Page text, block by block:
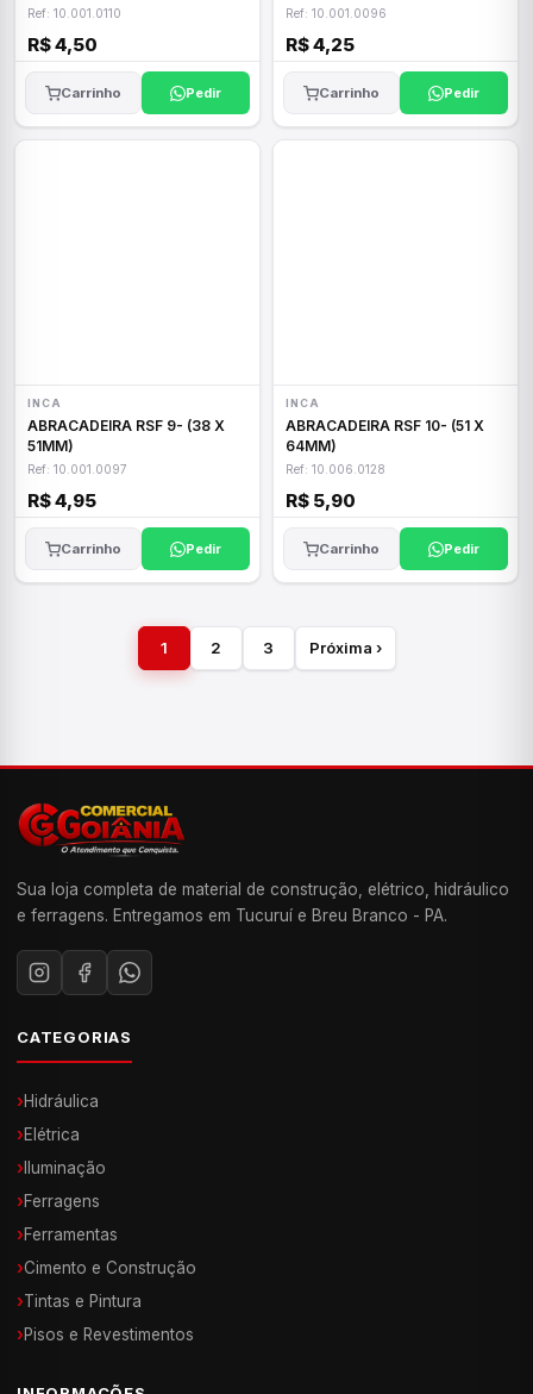
Ref: 10.001.0110
R$ 4,50
Carrinho Pedir
Ref: 10.001.0096
R$ 4,25
Carrinho Pedir
INCA
ABRACADEIRA RSF 9- (38 X
51MM)
Ref: 10.001.0097
R$ 4,95
Carrinho Pedir
INCA
ABRACADEIRA RSF 10- (51 X
64MM)
Ref: 10.006.0128
R$ 5,90
Carrinho Pedir
1 2 3 Próxima ›
Sua loja completa de material de construção, elétrico, hidráulico
e ferragens. Entregamos em Tucuruí e Breu Branco - PA.
CATEGORIAS
›Hidráulica
›Elétrica
› Iluminação
›Ferragens
›Ferramentas
›Cimento e Construção
›Tintas e Pintura
›Pisos e Revestimentos